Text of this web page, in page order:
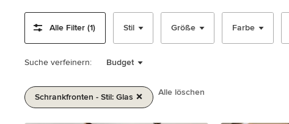
Alle Filter (1) Stil Größe Farbe
Suche verfeinern: Budget
Schrankfronten - Stil: Glas Alle löschen